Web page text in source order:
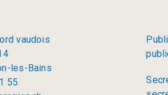
vaudois
les-Bains
55